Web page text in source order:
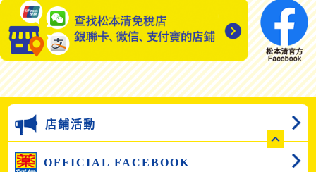
店鋪活動
OFFICIAL FACEBOOK